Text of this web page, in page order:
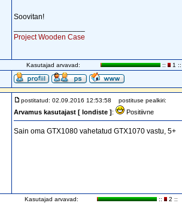
Soovitan!
Project Wooden Case
Kasutajad arvavad: :: 1 ::
postitatud: 02.09.2016 12:53:58 postituse pealkiri:
Arvamus kasutajast [ londiste ]: Positiivne
Sain oma GTX1080 vahetatud GTX1070 vastu, 5+
Kasutajad arvavad: :: 2 ::